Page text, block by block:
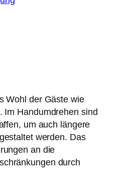
Wohl der Gäste wie
Im Handumdrehen sind
um auch längere
werden. Das
an die
durch